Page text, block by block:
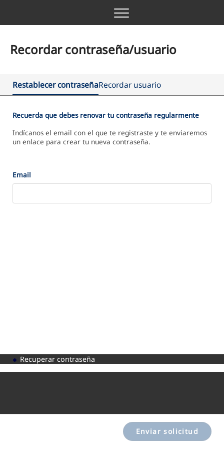
Menu
Recordar contraseña/usuario
Restablecer contraseñaRecordar usuario
Recuerda que debes renovar tu contraseña regularmente
Indícanos el email con el que te registraste y te enviaremos
un enlace para crear tu nueva contraseña.
Email
Enviar solicitud
Recuperar contraseña